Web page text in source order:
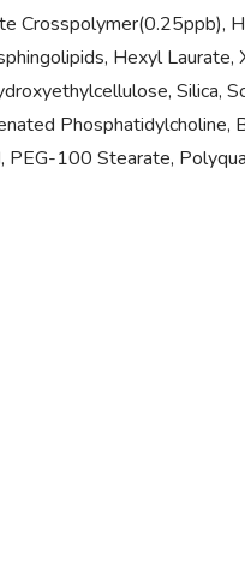
Crosspolymer(0.25ppb),
Hexyl
Silica,
Phosphatidylcholine,
100 Stearate,